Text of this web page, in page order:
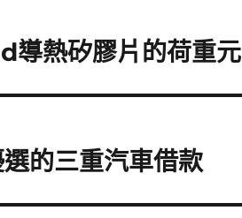
熱矽膠片的荷重元
的三重汽車借款